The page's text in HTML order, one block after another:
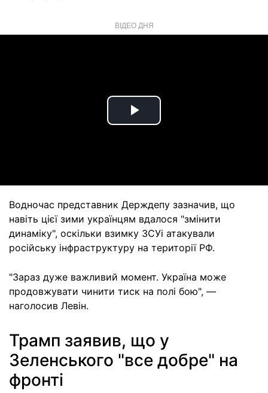
ВІДЕО ДНЯ
Play
Водночас представник Держдепу зазначив, що
навіть цієї зими українцям вдалося "змінити
динаміку", оскільки взимку ЗСУі атакували
російську інфраструктуру на території РФ.
"Зараз дуже важливий момент. Україна може
продовжувати чинити тиск на полі бою", —
наголосив Левін.
Трамп заявив, що у
Зеленського "все добре" на
фронті